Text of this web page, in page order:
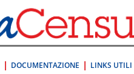
DOCUMENTAZIONE LINKS UTILI